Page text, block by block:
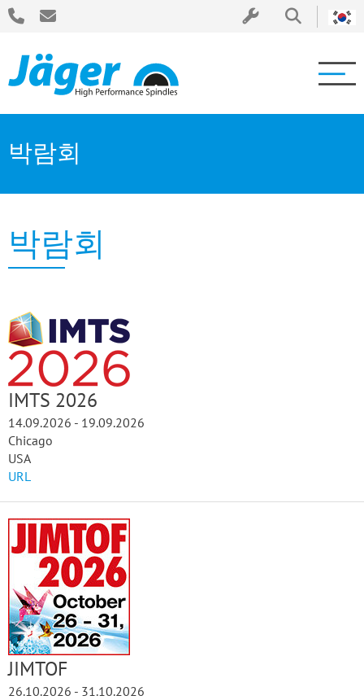
박람회
박람회
IMTS 2026
14.09.2026 - 19.09.2026
Chicago
USA
URL
JIMTOF
26.10.2026 - 31.10.2026